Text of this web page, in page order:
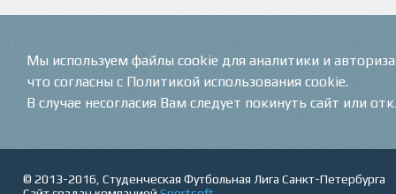
© 2013-2016, Студенческая Футбольная Лига Санкт-Петербурга
Мы используем файлы cookie для аналитики и
что согласны с Политикой использования cookie.
В случае несогласия Вам следует покинуть сайт или